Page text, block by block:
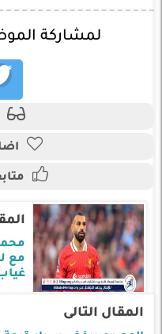
لمشاركة
مع
المقال التالى